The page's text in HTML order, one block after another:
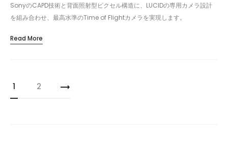
SonyのCAPD技術と背面照射型ピクセル構造に、LUCIDの専用カメラ設計
を組み合わせ、最高水準のTime of Flightカメラを実現します。
Read More
投
稿
1 2